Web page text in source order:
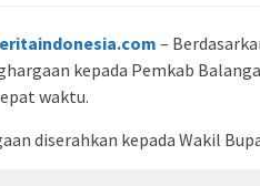
–
kepada Pemkab
waktu.
diserahkan kepada Wakil